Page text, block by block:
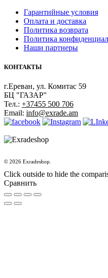
Гарантийные условия
Оплата и доставка
Политика возврата
Политика
Наши партнеры
КОНТАКТЫ
г.Ереван, ул. Комитас 59
БЦ "ГАЗАР"
Тел.: +37455 500 706
Email: info@exrade.am
© 2026 Exradeshop.
Click outside to hide the
Сравнить